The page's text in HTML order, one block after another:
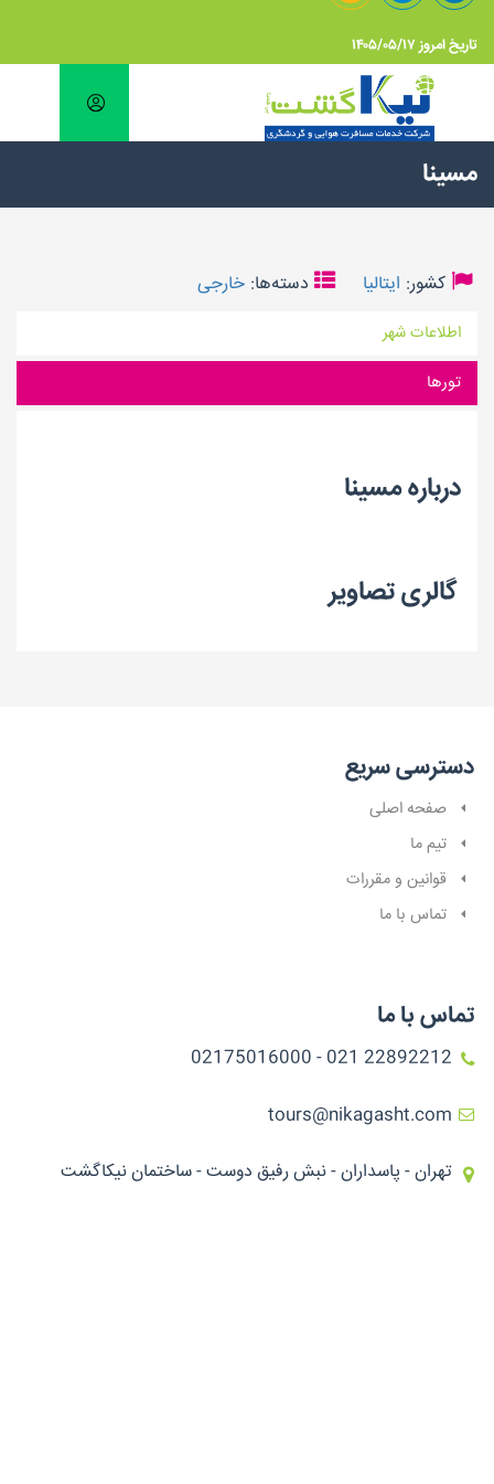
تاریخ امروز ۱۴۰۵/۰۵/۱۷
مسینا
کشور: ایتالیا دسته‌ها: خارجی
اطلاعات شهر
تورها
درباره مسینا
گالری تصاویر
دسترسی سریع
صفحه اصلی
تیم ما
قوانین و مقررات
تماس با ما
تماس با ما
22892212 021 - 02175016000
tours@nikagasht.com
تهران - پاسداران - نبش رفیق دوست - ساختمان نیکاگشت